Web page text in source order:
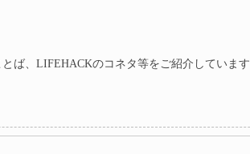
ば、LIFEHACKのコネタ等をご紹介しています